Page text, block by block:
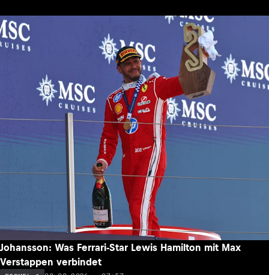
Johansson: Was Ferrari-Star Lewis Hamilton mit Max
Verstappen verbindet